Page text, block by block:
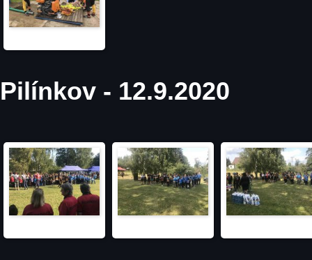
Pilínkov - 12.9.2020